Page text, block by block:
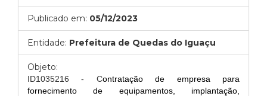
Publicado em: 05/12/2023
Entidade: Prefeitura de Quedas do Iguaçu
Objeto:
ID1035216 - Contratação de empresa para
fornecimento de equipamentos, implantação,